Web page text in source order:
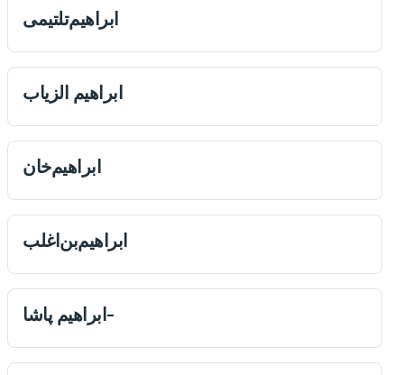
ابراهیم‌تلتیمی
ابراهيم الزیاب
ابراهیم‌خان
ابراهیم‌بن‌اغلب
ابراهيم پاشا-